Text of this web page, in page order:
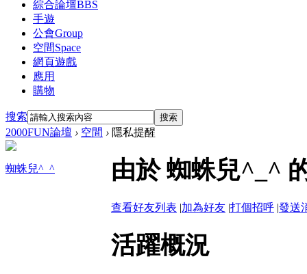
綜合論壇BBS
手遊
公會Group
空間Space
網頁遊戲
應用
購物
搜索 搜索
2000FUN論壇 › 空間 › 隱私提醒
蜘蛛兒^_^ 由於 蜘蛛兒^_^
查看好友列表 |加為好友 |打個招呼 |發送
活躍概況